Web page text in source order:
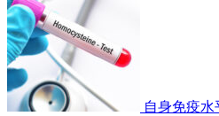
自身免疫